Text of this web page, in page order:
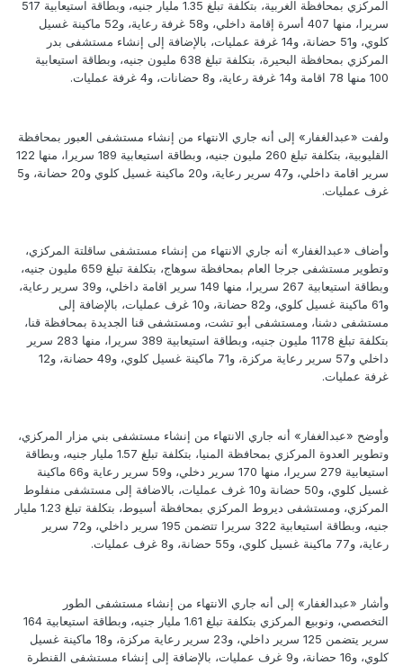
المركزي بمحافظة الغربية، بتكلفة تبلغ 1.35 مليار جنيه، وبطاقة استيعابية 517
سريرا، منها 407 أسرة إقامة داخلي، و58 غرفة رعاية، و52 ماكينة غسيل
كلوي، و51 حضانة، و14 غرفة عمليات، بالإضافة إلى إنشاء مستشفى بدر
المركزي بمحافظة البحيرة، بتكلفة تبلغ 638 مليون جنيه، وبطاقة استيعابية
100 منها 78 اقامة و14 غرفة رعاية، و8 حضانات، و4 غرفة عمليات.
ولفت «عبدالغفار» إلى أنه جاري الانتهاء من إنشاء مستشفى العبور بمحافظة
القليوبية، بتكلفة تبلغ 260 مليون جنيه، وبطاقة استيعابية 189 سريرا، منها 122
سرير اقامة داخلي، و47 سرير رعاية، و20 ماكينة غسيل كلوي و20 حضانة، و5
غرف عمليات.
وأضاف «عبدالغفار» أنه جاري الانتهاء من إنشاء مستشفى ساقلتة المركزي،
وتطوير مستشفى جرجا العام بمحافظة سوهاج، بتكلفة تبلغ 659 مليون جنيه،
وبطاقة استيعابية 267 سريرا، منها 149 سرير اقامة داخلي، و39 سرير رعاية،
و61 ماكينة غسيل كلوي، و82 حضانة، و10 غرف عمليات، بالإضافة إلى
مستشفى دشنا، ومستشفى أبو تشت، ومستشفى قنا الجديدة بمحافظة قنا،
بتكلفة تبلغ 1178 مليون جنيه، وبطاقة استيعابية 389 سريرا، منها 283 سرير
داخلي و57 سرير رعاية مركزة، و71 ماكينة غسيل كلوي، و49 حضانة، و12
غرفة عمليات.
وأوضح «عبدالغفار» أنه جاري الانتهاء من إنشاء مستشفى بني مزار المركزي،
وتطوير العدوة المركزي بمحافظة المنيا، بتكلفة تبلغ 1.57 مليار جنيه، وبطاقة
استيعابية 279 سريرا، منها 170 سرير دخلي، و59 سرير رعاية و66 ماكينة
غسيل كلوي، و50 حضانة و10 غرف عمليات، بالاضافة إلى مستشفى منفلوط
المركزي، ومستشفى ديروط المركزي بمحافظة أسيوط، بتكلفة تبلغ 1.23 مليار
جنيه، وبطاقة استيعابية 322 سريرا تتضمن 195 سرير داخلي، و72 سرير
رعاية، و77 ماكينة غسيل كلوي، و55 حضانة، و8 غرف عمليات.
وأشار «عبدالغفار» إلى أنه جاري الانتهاء من إنشاء مستشفى الطور
التخصصي، ونوبيع المركزي بتكلفة تبلغ 1.61 مليار جنيه، وبطاقة استيعابية 164
سرير يتضمن 125 سرير داخلي، و23 سرير رعاية مركزة، و18 ماكينة غسيل
كلوي، و16 حضانة، و9 غرف عمليات، بالإضافة إلى إنشاء مستشفى القنطرة